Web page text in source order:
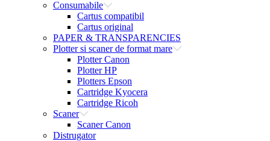
Consumabile
Cartus compatibil
Cartus original
PAPER & TRANSPARENCIES
Plotter si scaner de format mare
Plotter Canon
Plotter HP
Plotters Epson
Cartridge Kyocera
Cartridge Ricoh
Scaner
Scaner Canon
Distrugator